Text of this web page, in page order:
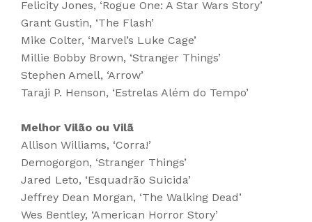
Felicity Jones, ‘Rogue One: A Star Wars Story’
Grant Gustin, ‘The Flash’
Mike Colter, ‘Marvel’s Luke Cage’
Millie Bobby Brown, ‘Stranger Things’
Stephen Amell, ‘Arrow’
Taraji P. Henson, ‘Estrelas Além do Tempo’
Melhor Vilão ou Vilã
Allison Williams, ‘Corra!’
Demogorgon, ‘Stranger Things’
Jared Leto, ‘Esquadrão Suicida’
Jeffrey Dean Morgan, ‘The Walking Dead’
Wes Bentley, ‘American Horror Story’